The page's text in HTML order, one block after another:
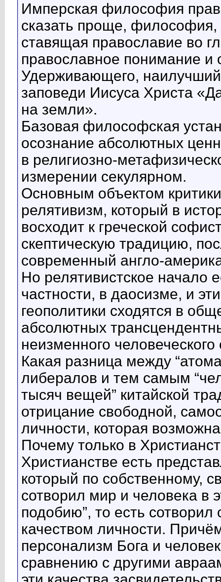
Имперская философия
сказать проще, философия,
ставящая православие во
православное понимание и
Удерживающего,
заповеди Иисуса Христа
на земли».
Базовая философская
осознание абсолютных
в религиозно-
измерении секулярном.
Основным объектом
релятивизм, который в
восходит к греческой
скептическую традицию,
современный англо-
Но релятивистское начало
частности, в даосизме, и
геополитики сходятся в
абсолютных
неизменного
Какая разница между
либералов и тем самым
тысяч вещей” китайской
отрицание свободной,
личности, которая
Почему только в
Христианстве есть
который по собственному,
сотворил мир и человека в
подобию”, то есть
качеством личности.
персонализм Бога и
сравнению с другими